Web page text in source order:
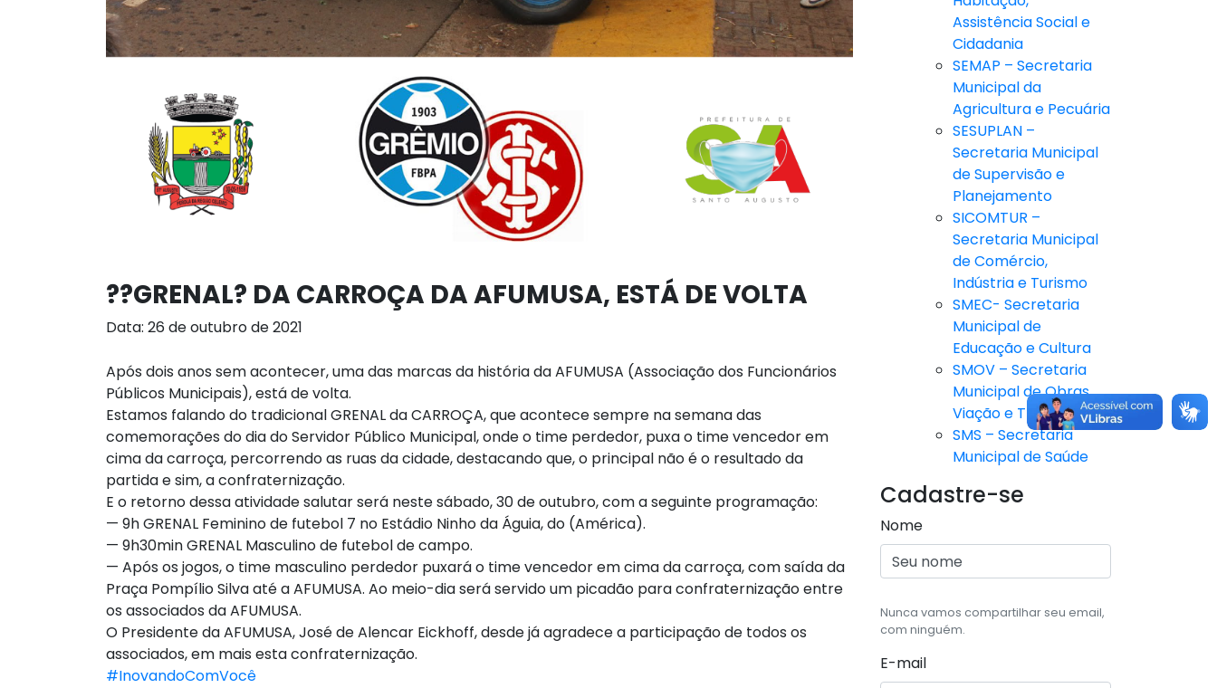
??GRENAL? DA CARROÇA DA AFUMUSA, ESTÁ DE VOLTA
Data: 26 de outubro de 2021
Após dois anos sem acontecer, uma das marcas da história da AFUMUSA (Associação dos Funcionários
Públicos Municipais), está de volta.
Estamos falando do tradicional GRENAL da CARROÇA, que acontece sempre na semana das
comemorações do dia do Servidor Público Municipal, onde o time perdedor, puxa o time vencedor em
cima da carroça, percorrendo as ruas da cidade, destacando que, o principal não é o resultado da
partida e sim, a confraternização.
E o retorno dessa atividade salutar será neste sábado, 30 de outubro, com a seguinte programação:
— 9h GRENAL Feminino de futebol 7 no Estádio Ninho da Águia, do (América).
— 9h30min GRENAL Masculino de futebol de campo.
— Após os jogos, o time masculino perdedor puxará o time vencedor em cima da carroça, com saída da
Praça Pompílio Silva até a AFUMUSA. Ao meio-dia será servido um picadão para confraternização entre
os associados da AFUMUSA.
O Presidente da AFUMUSA, José de Alencar Eickhoff, desde já agradece a participação de todos os
associados, em mais esta confraternização.
#InovandoComVocê
Assistência Social e
Cidadania
SEMAP – Secretaria
Municipal da
Agricultura e Pecuária
SESUPLAN –
Secretaria Municipal
de Supervisão e
Planejamento
SICOMTUR –
Secretaria Municipal
de Comércio,
Indústria e Turismo
SMEC- Secretaria
Municipal de
Educação e Cultura
SMOV – Secretaria
Municipal de Obras,
Viação e Trânsito
SMS – Secretaria
Municipal de Saúde
Cadastre-se
Nome
Nunca vamos compartilhar seu email,
com ninguém.
E-mail